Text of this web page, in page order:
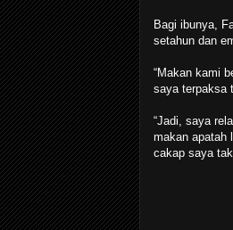
Bagi ibunya,
setahun dan
“Makan kami
saya terpaksa
“Jadi, saya
makan apatah
cakap saya